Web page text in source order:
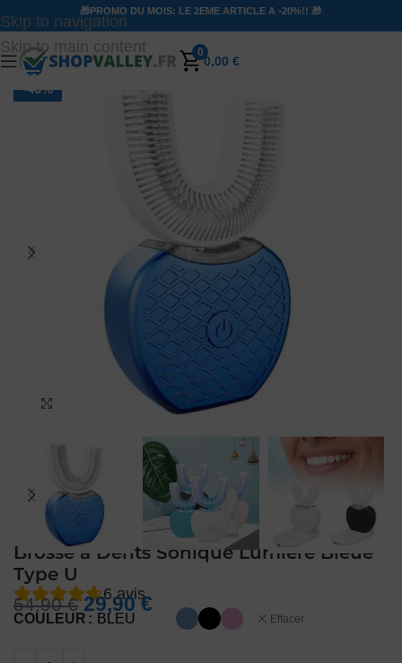
Skip to navigation
Skip to main content
🎁PROMO DU MOIS: LE 2EME ARTICLE A -20%!! 🎁
0
0,00 €
-46%
Brosse à Dents Sonique Lumière Bleue
Type U
6avis
54,90€ 29,90€
COULEUR BLEU Effacer